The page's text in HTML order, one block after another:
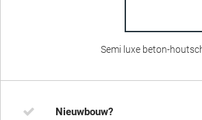
Semi luxe beton-
Nieuwbouw?